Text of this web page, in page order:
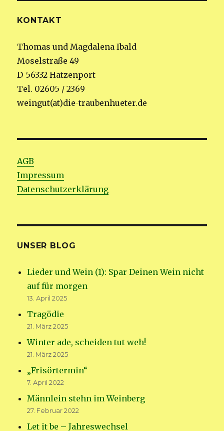
KONTAKT
Thomas und Magdalena Ibald
Moselstraße 49
D-56332 Hatzenport
Tel. 02605 / 2369
weingut(at)die-traubenhueter.de
AGB
Impressum
Datenschutzerklärung
UNSER BLOG
Lieder und Wein (1): Spar Deinen Wein nicht
auf für morgen
13. April 2025
Tragödie
21. März 2025
Winter ade, scheiden tut weh!
21. März 2025
„Frisörtermin“
7. April 2022
Männlein stehn im Weinberg
27. Februar 2022
Let it be – Jahreswechsel